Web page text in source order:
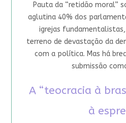
Pauta da “retidão moral”
aglutina 40% dos
igrejas
terreno de devastação da
com a política. Mas há
submissão
A “teocracia à
à